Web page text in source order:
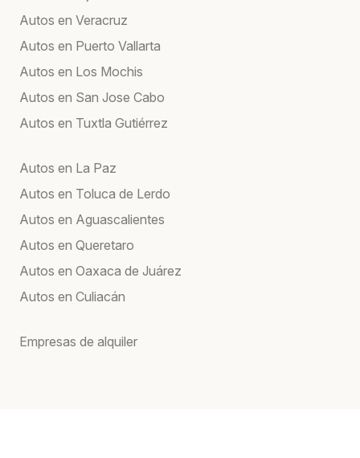
Autos en Veracruz
Autos en Puerto Vallarta
Autos en Los Mochis
Autos en San Jose Cabo
Autos en Tuxtla Gutiérrez
Autos en La Paz
Autos en Toluca de Lerdo
Autos en Aguascalientes
Autos en Queretaro
Autos en Oaxaca de Juárez
Autos en Culiacán
Empresas de alquiler